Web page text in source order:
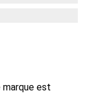
est